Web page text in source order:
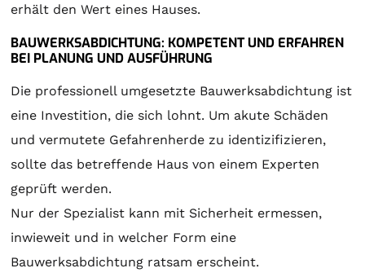
erhält den Wert eines Hauses.
BAUWERKSABDICHTUNG: KOMPETENT UND ERFAHREN
BEI PLANUNG UND AUSFÜHRUNG
Die professionell umgesetzte Bauwerksabdichtung ist
eine Investition, die sich lohnt. Um akute Schäden
und vermutete Gefahrenherde zu identizifizieren,
sollte das betreffende Haus von einem Experten
geprüft werden.
Nur der Spezialist kann mit Sicherheit ermessen,
inwieweit und in welcher Form eine
Bauwerksabdichtung ratsam erscheint.